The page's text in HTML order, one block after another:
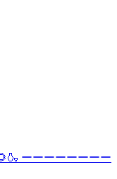
ーーーーーーーー